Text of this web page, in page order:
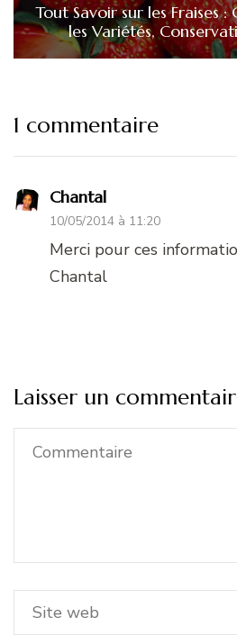
Tout Savoir sur les Fraises
les Variétés,
1 commentaire
Chantal
10/05/2014 à 11:20
Merci pour ces
Chantal
Laisser un